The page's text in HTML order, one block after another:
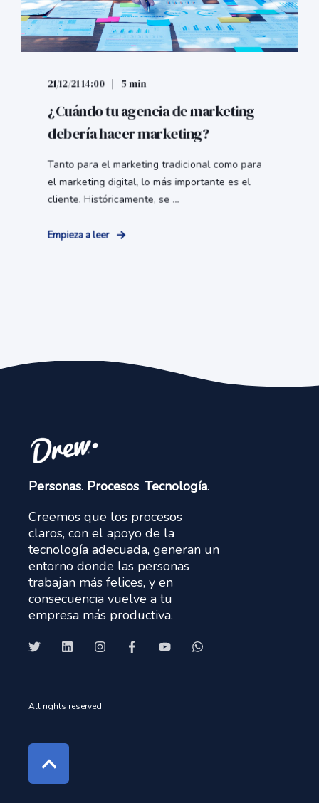
21/12/21 14:00 5 min
¿Cuándo tu agencia de marketing
debería hacer marketing?
Tanto para el marketing tradicional como para
el marketing digital, lo más importante es el
cliente. Históricamente, se ...
Empieza a leer
Personas. Procesos. Tecnología.
Creemos que los procesos
claros, con el apoyo de la
tecnología adecuada, generan un
entorno donde las personas
trabajan más felices, y en
consecuencia vuelve a tu
empresa más productiva.
All rights reserved